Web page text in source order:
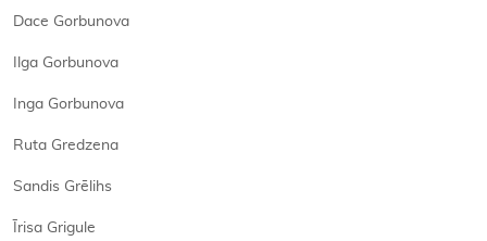
Dace Gorbunova
Ilga Gorbunova
Inga Gorbunova
Ruta Gredzena
Sandis Grēlihs
Īrisa Grigule